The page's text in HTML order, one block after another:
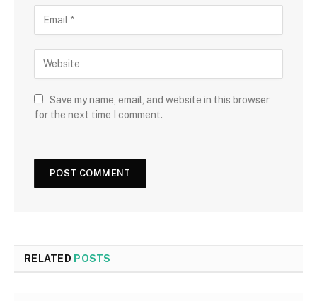
Save my name, email, and website in this browser
for the next time I comment.
RELATED POSTS